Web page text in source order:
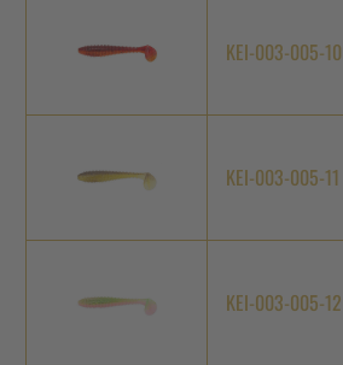
KEI-003-005-10
KEI-003-005-11
KEI-003-005-12